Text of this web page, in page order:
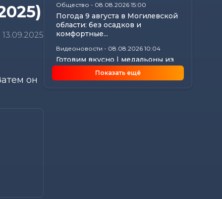
13.09.2025
он
Общество - 08.08.2026 15:00
Погода 9 августа в Могилевской
области: без осадков и
комфортные...
Видеоновости - 08.08.2026 10:04
Готовим вкусно | медальоны из
говядины, салат с баклажанами,
заливной...
Показать ещё